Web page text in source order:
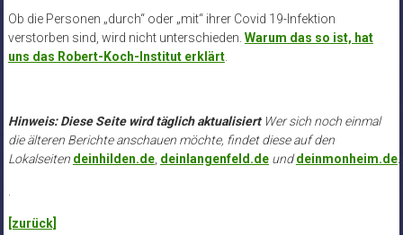
Ob die Personen „durch“ oder „mit“ ihrer Covid 19-Infektion
verstorben sind, wird nicht unterschieden. Warum das so ist, hat
uns das Robert-Koch-Institut erklärt.
Hinweis: Diese Seite wird täglich aktualisiert Wer sich noch einmal
die älteren Berichte anschauen möchte, findet diese auf den
Lokalseiten deinhilden.de, deinlangenfeld.deunddeinmonheim.de.
[zurück]